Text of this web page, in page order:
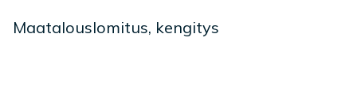
Maatalouslomitus, kengitys